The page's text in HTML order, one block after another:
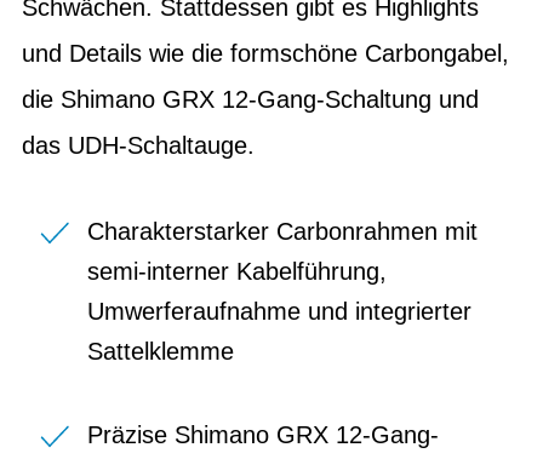
Schwächen. Stattdessen gibt es Highlights
und Details wie die formschöne Carbongabel,
die Shimano GRX 12-Gang-Schaltung und
das UDH-Schaltauge.
Charakterstarker Carbonrahmen mit
semi-interner Kabelführung,
Umwerferaufnahme und integrierter
Sattelklemme
Präzise Shimano GRX 12-Gang-